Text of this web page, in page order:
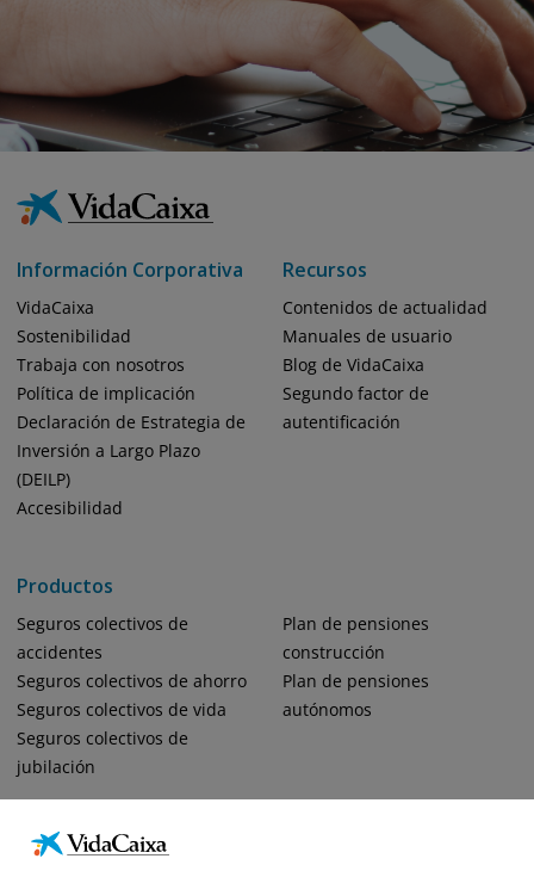
Información Corporativa
VidaCaixa
Sostenibilidad
Trabaja con nosotros
Política de implicación
Declaración de Estrategia de
Inversión a Largo Plazo
(DEILP)
Accesibilidad
Productos
Seguros colectivos de
accidentes
Seguros colectivos de ahorro
Seguros colectivos de vida
Seguros colectivos de
jubilación
Plan de pensiones
construcción
Plan de pensiones
autónomos
Recursos
Contenidos de actualidad
Manuales de usuario
Blog de VidaCaixa
Segundo factor de
autentificación